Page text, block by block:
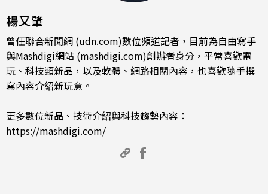
楊又肇
曾任聯合新聞網 (udn.com)數位頻道記者，目前為自由寫手
與Mashdigi網站 (mashdigi.com)創辦者身分，平常喜歡電
玩、科技類新品，以及軟體、網路相關內容，也喜歡隨手撰
寫內容介紹新玩意。
更多數位新品、技術介紹與科技趨勢內容：
https://mashdigi.com/